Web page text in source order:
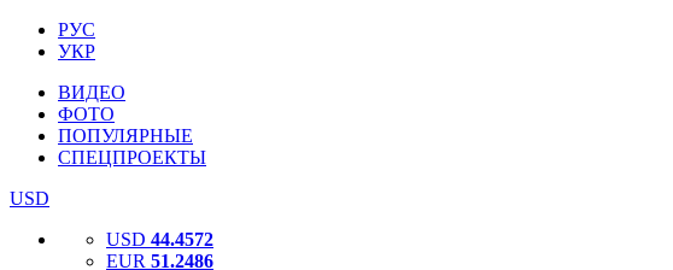
РУС
УКР
ВИДЕО
ФОТО
ПОПУЛЯРНЫЕ
СПЕЦПРОЕКТЫ
USD
USD 44.4572
EUR 51.2486